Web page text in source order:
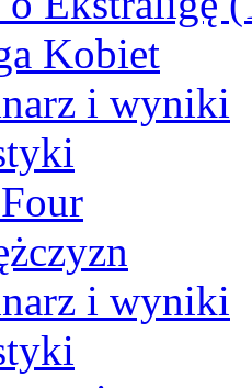
Kobiet
i wyniki
i wyniki